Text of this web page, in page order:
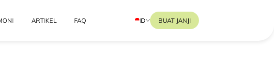
ARTIKEL FAQ ID BUAT JANJI